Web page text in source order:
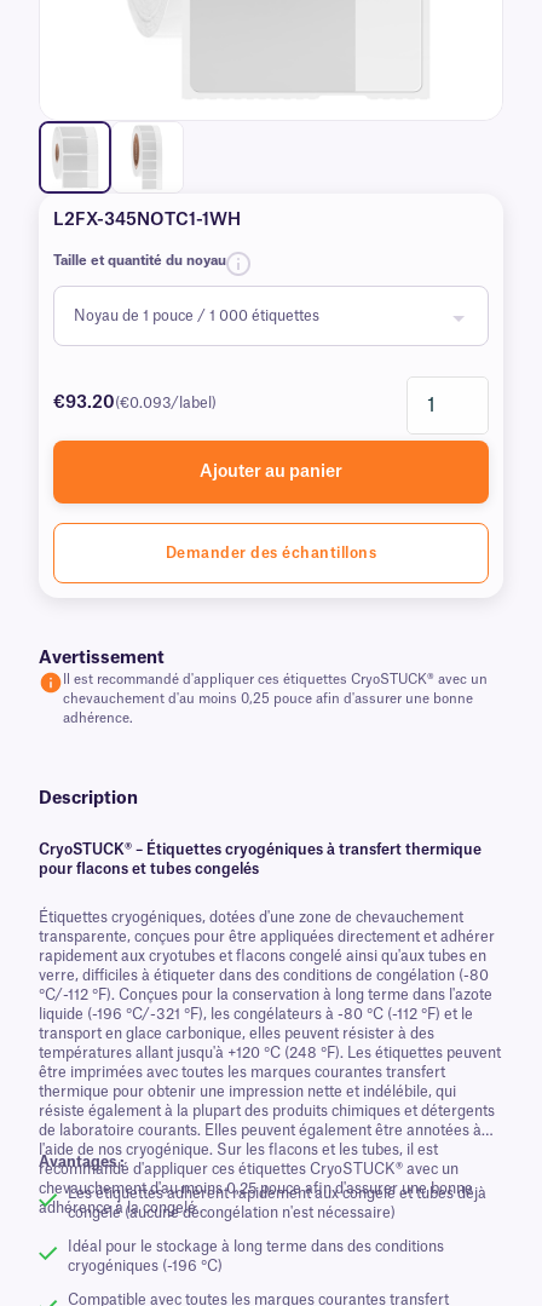
L2FX-345NOTC1-1WH
Taille et quantité du noyau
€93.20(€0.093/label)
Ajouter au panier
Demander des échantillons
Avertissement
Il est recommandé d'appliquer ces étiquettes CryoSTUCK® avec un
chevauchement d'au moins 0,25 pouce afin d'assurer une bonne
adhérence.
Description
CryoSTUCK® – Étiquettes cryogéniques à transfert thermique
pour flacons et tubes congelés
Étiquettes cryogéniques, dotées d'une zone de chevauchement
transparente, conçues pour être appliquées directement et adhérer
rapidement aux cryotubes et flacons congelé ainsi qu'aux tubes en
verre, difficiles à étiqueter dans des conditions de congélation (-80
°C/-112 °F). Conçues pour la conservation à long terme dans l'azote
liquide (-196 °C/-321 °F), les congélateurs à -80 °C (-112 °F) et le
transport en glace carbonique, elles peuvent résister à des
températures allant jusqu'à +120 °C (248 °F). Les étiquettes peuvent
être imprimées avec toutes les marques courantes transfert
thermique pour obtenir une impression nette et indélébile, qui
résiste également à la plupart des produits chimiques et détergents
de laboratoire courants. Elles peuvent également être annotées à
l'aide de nos cryogénique. Sur les flacons et les tubes, il est
recommandé d'appliquer ces étiquettes CryoSTUCK® avec un
chevauchement d'au moins 0,25 pouce afin d'assurer une bonne
adhérence à la congelé .
Avantages :
Les étiquettes adhèrent rapidement aux congelé et tubes déjà
congelé (aucune décongélation n'est nécessaire)
Idéal pour le stockage à long terme dans des conditions
cryogéniques (-196 °C)
Compatible avec toutes les marques courantes transfert